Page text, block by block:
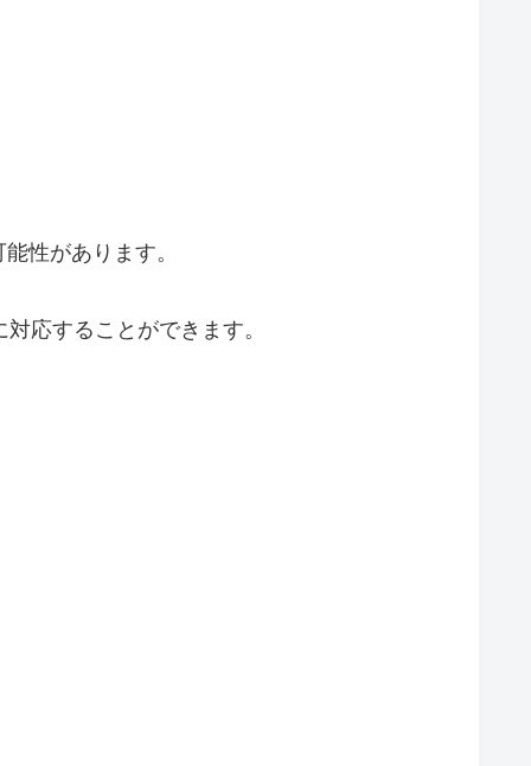
性があります。
応することができます。